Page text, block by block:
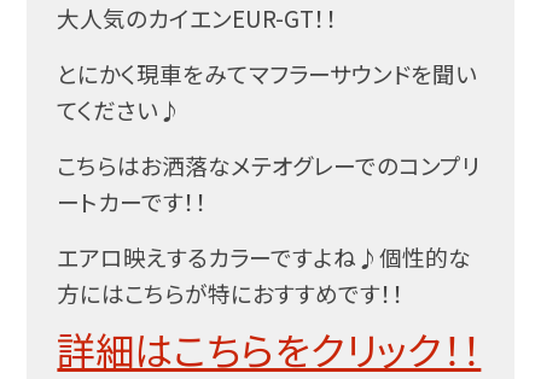
大人気のカイエンEUR-GT！！
とにかく現車をみてマフラーサウンドを聞い
てください♪
こちらはお洒落なメテオグレーでのコンプリ
ートカーです！！
エアロ映えするカラーですよね♪個性的な
方にはこちらが特におすすめです！！
詳細はこちらをクリック！！